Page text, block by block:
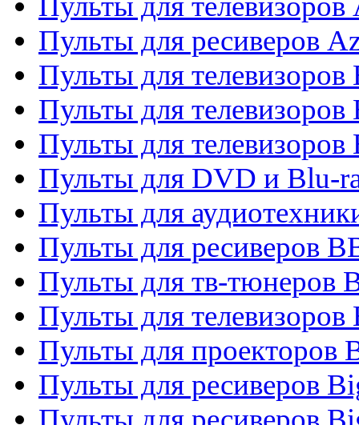
Пульты для ресиверов
Пульты для
Пульты для
Пульты для
Пульты для DVD и Blu-
Пульты для
Пульты для ресиверов
Пульты для тв-тюнеров
Пульты для телевизоров
Пульты для проекторов
Пульты для ресиверов